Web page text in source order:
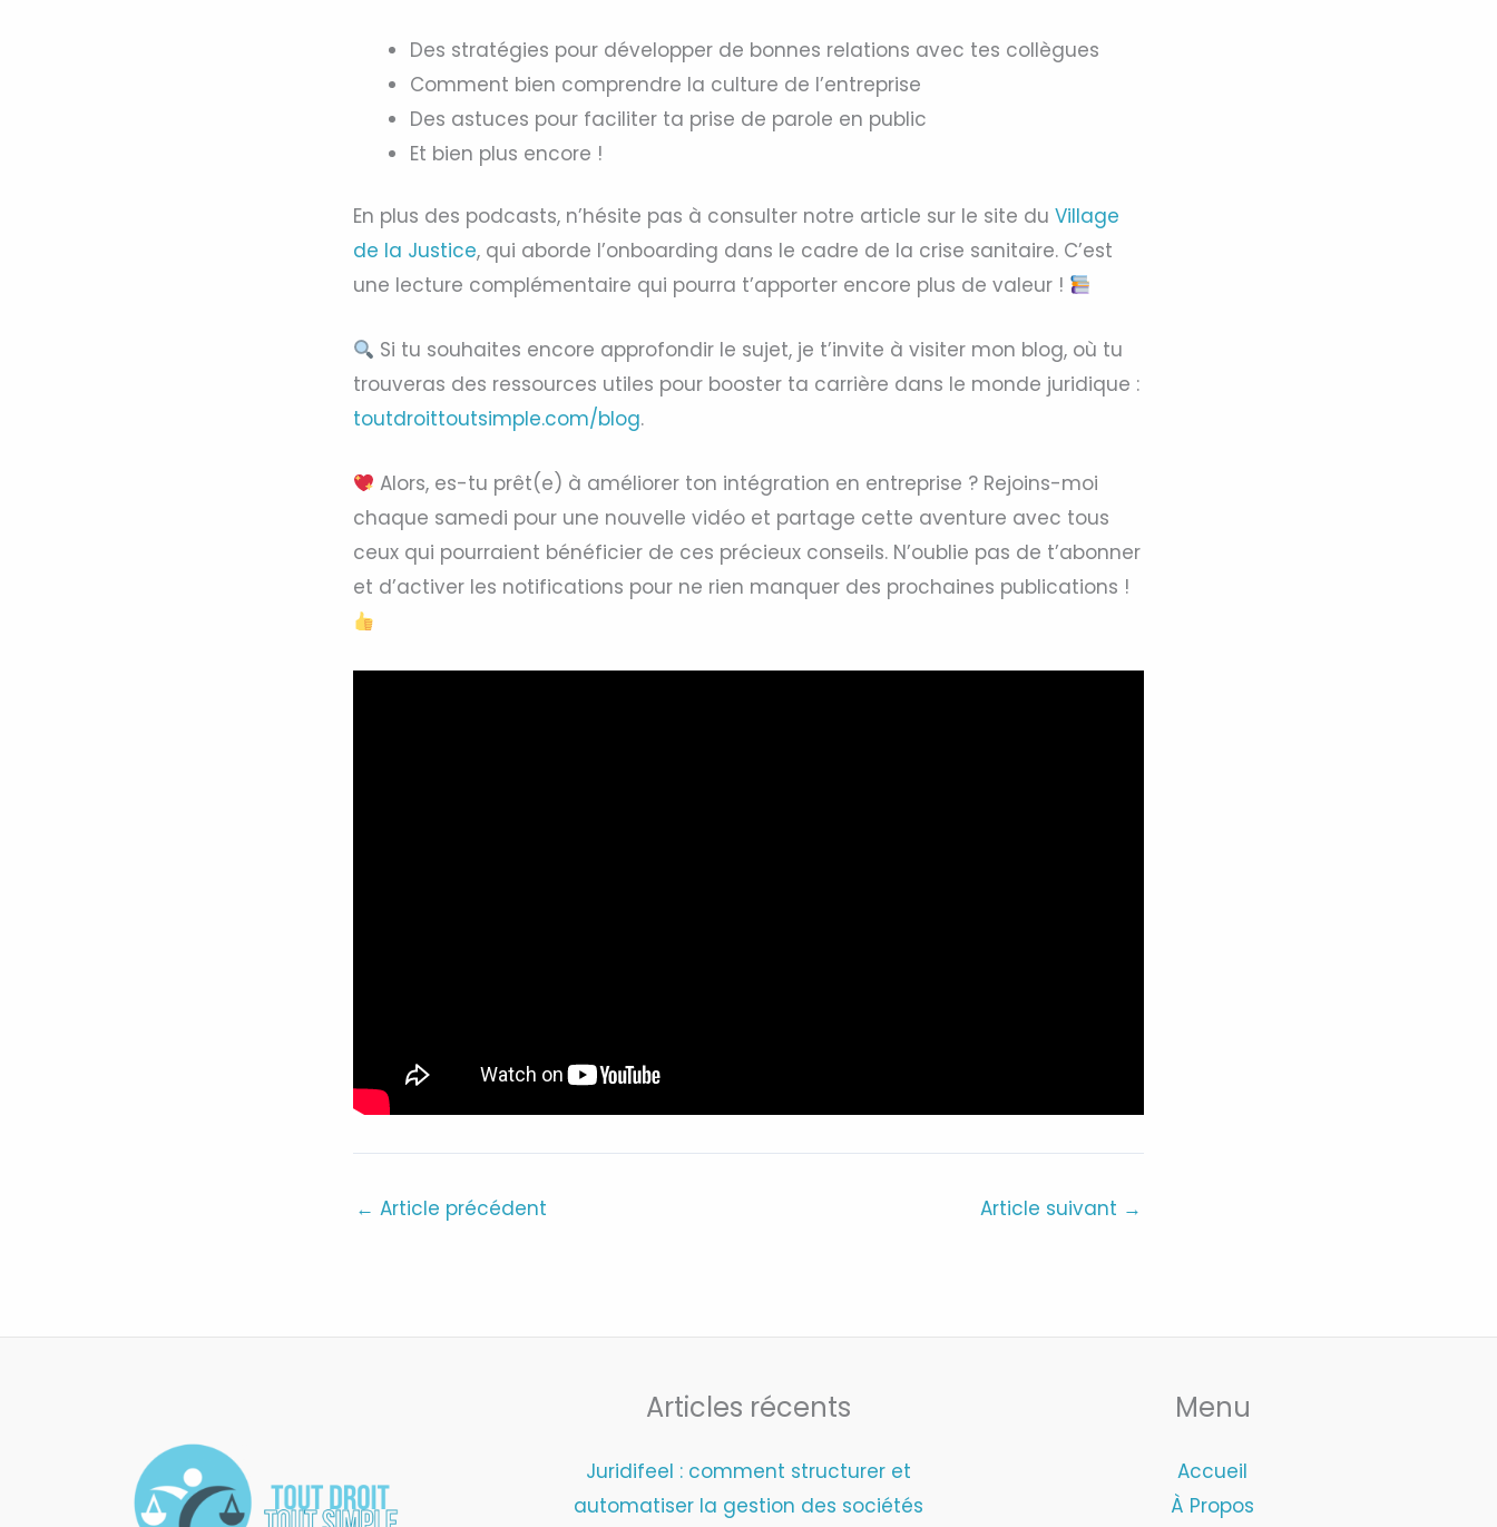
Des stratégies pour développer de bonnes relations avec tes collègues
Comment bien comprendre la culture de l’entreprise
Des astuces pour faciliter ta prise de parole en public
Et bien plus encore !
En plus des podcasts, n’hésite pas à consulter notre article sur le site du Village
de la Justice, qui aborde l’onboarding dans le cadre de la crise sanitaire. C’est
une lecture complémentaire qui pourra t’apporter encore plus de valeur !
Si tu souhaites encore approfondir le sujet, je t’invite à visiter mon blog, où tu
trouveras des ressources utiles pour booster ta carrière dans le monde juridique :
toutdroittoutsimple.com/blog.
Alors, es-tu prêt(e) à améliorer ton intégration en entreprise ? Rejoins-moi
chaque samedi pour une nouvelle vidéo et partage cette aventure avec tous
ceux qui pourraient bénéficier de ces précieux conseils. N’oublie pas de t’abonner
et d’activer les notifications pour ne rien manquer des prochaines publications !
← Article précédent Article suivant →
Articles récents
Juridifeel : comment structurer et
automatiser la gestion des sociétés
Menu
Accueil
À Propos